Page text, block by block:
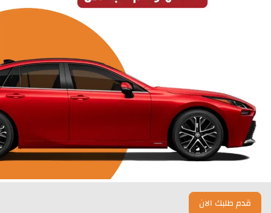
قدم طلبك الان